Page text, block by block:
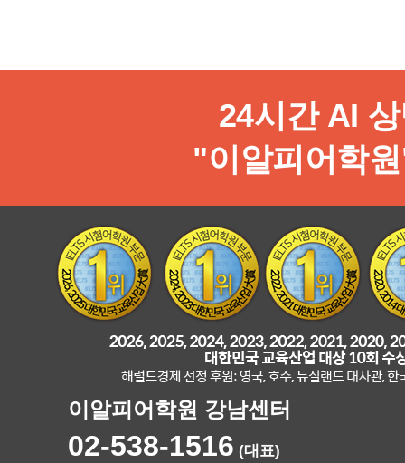
24시간 AI
"이알피어학
이알피어학원 강남센터
02-538-1516 (대표)